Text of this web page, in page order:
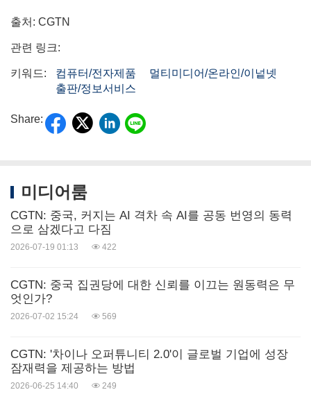
출처: CGTN
관련 링크:
키워드: 컴퓨터/전자제품
멀티미디어/온라인/이넡넷
출판/정보서비스
Share:
미디어룸
CGTN: 중국, 커지는 AI 격차 속 AI를 공동 번영의 동력
으로 삼겠다고 다짐
2026-07-19 01:13 422
CGTN: 중국 집권당에 대한 신뢰를 이끄는 원동력은 무
엇인가?
2026-07-02 15:24 569
CGTN: '차이나 오퍼튜니티 2.0'이 글로벌 기업에 성장
잠재력을 제공하는 방법
2026-06-25 14:40 249